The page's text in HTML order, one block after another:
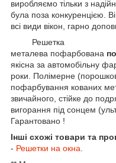
виробляємо тільки з
була поза конкуренцією.
всі види вікон, гарно
Решетка
металева пофарбована
якісна за автомобільну
роки. Полімерне
пофарбування кованих
звичайного, стійке до
вигорання під сонцем
Гарантовано !
Інші схожі товари та
- Решетки на окна.